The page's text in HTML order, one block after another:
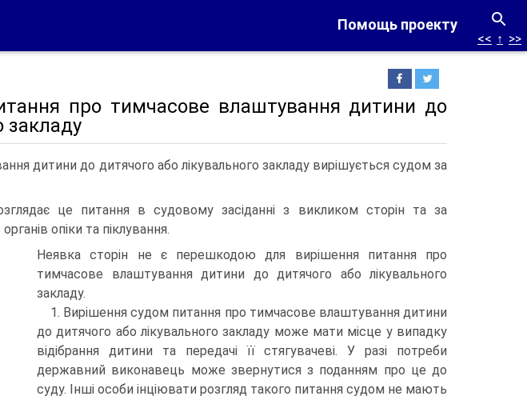
Помощь проекту
<< ↑ >>
про тимчасове влаштування дитини до
закладу
дитини до дитячого або лікувального закладу вирішується судом за
це питання в судовому засіданні з викликом сторін та за
опіки та піклування.
Неявка сторін не є перешкодою для вирішення питання про
тимчасове влаштування дитини до дитячого або лікувального
закладу.
1. Вирішення судом питання про тимчасове влаштування дитини
до дитячого або лікувального закладу може мати місце у випадку
відібрання дитини та передачі її стягувачеві. У разі потреби
державний виконавець може звернутися з поданням про це до
суду. Інші особи інціювати розгляд такого питання судом не мають